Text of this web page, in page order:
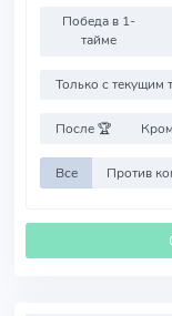
Победа в 1-
тайме
Только с текущим
После 🏆
Все